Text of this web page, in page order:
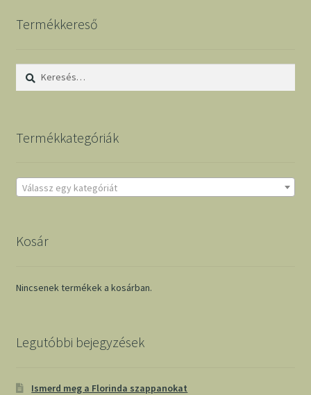
Termékkereső
Keresés:
Termékkategóriák
Válassz egy kategóriát
Kosár
Nincsenek termékek a kosárban.
Legutóbbi bejegyzések
Ismerd meg a Florinda szappanokat